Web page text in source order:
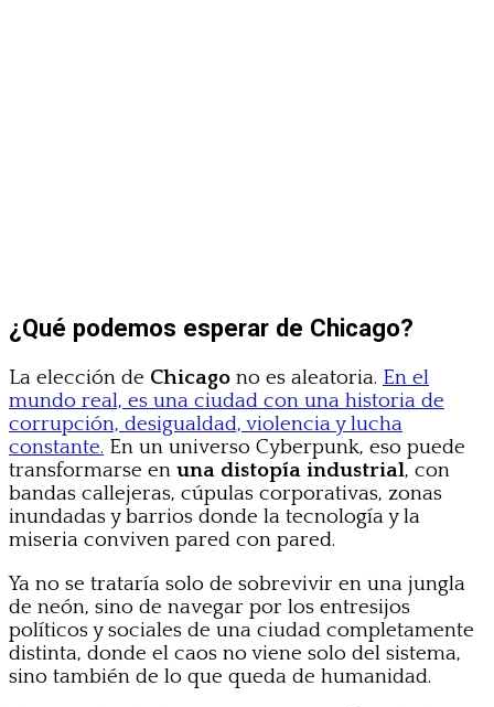
¿Qué podemos esperar de Chicago?
La elección de Chicago no es aleatoria. En el
mundo real, es una ciudad con una historia de
corrupción, desigualdad, violencia y lucha
constante. En un universo Cyberpunk, eso puede
transformarse en una distopía industrial, con
bandas callejeras, cúpulas corporativas, zonas
inundadas y barrios donde la tecnología y la
miseria conviven pared con pared.
Ya no se trataría solo de sobrevivir en una jungla
de neón, sino de navegar por los entresijos
políticos y sociales de una ciudad completamente
distinta, donde el caos no viene solo del sistema,
sino también de lo que queda de humanidad.